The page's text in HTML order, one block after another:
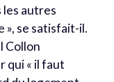
les autres
se satisfait-il.
Collon
qui « il faut